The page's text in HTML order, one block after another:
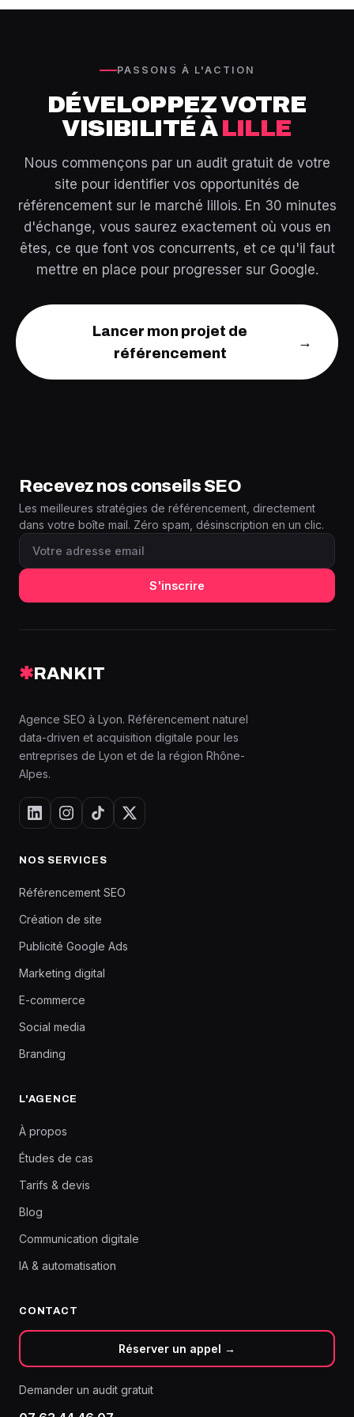
visibilité actuelle et identifierons les premières
demander directement votre audit SEO gratuit en ligne.
PASSONS À L'ACTION
DÉVELOPPEZ VOTRE
VISIBILITÉ ÀLILLE
Nous commençons par un audit gratuit de votre
site pour identifier vos opportunités de
référencement sur le marché lillois. En 30 minutes
d'échange, vous saurez exactement où vous en
êtes, ce que font vos concurrents, et ce qu'il faut
mettre en place pour progresser sur Google.
Lancer mon projet de
référencement
→
Recevez nos conseils SEO
Les meilleures stratégies de référencement, directement
dans votre boîte mail. Zéro spam, désinscription en un clic.
S'inscrire
✱ RANKIT
Agence SEO à Lyon. Référencement naturel
data-driven et acquisition digitale pour les
entreprises de Lyon et de la région Rhône-
Alpes.
NOS SERVICES
Référencement SEO
Création de site
Publicité Google Ads
Marketing digital
E-commerce
Social media
Branding
L'AGENCE
À propos
Études de cas
Tarifs & devis
Blog
Communication digitale
IA & automatisation
CONTACT
Réserver un appel →
Demander un audit gratuit